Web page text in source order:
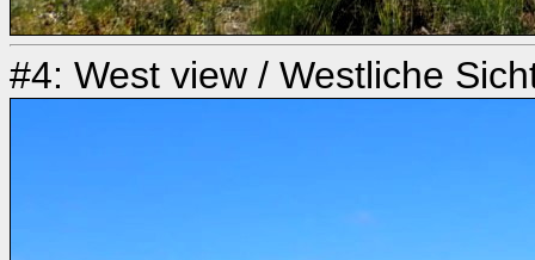
#4: West view / Westliche